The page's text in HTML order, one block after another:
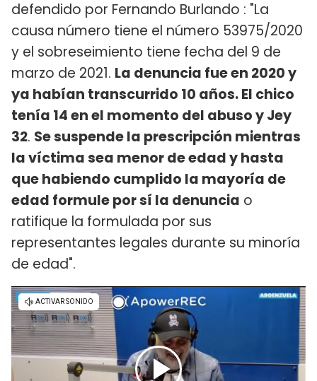
defendido por Fernando Burlando : "La
causa número tiene el número 53975/2020
y el sobreseimiento tiene fecha del 9 de
marzo de 2021. La denuncia fue en 2020 y
ya habían transcurrido 10 años. El chico
tenía 14 en el momento del abuso y Jey
32. Se suspende la prescripción mientras
la víctima sea menor de edad y hasta
que habiendo cumplido la mayoría de
edad formule por sí la denuncia o
ratifique la formulada por sus
representantes legales durante su minoría
de edad".